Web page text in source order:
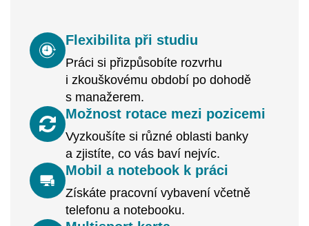
Flexibilita při studiu
Práci si přizpůsobíte rozvrhu
i zkouškovému období po dohodě
s manažerem.
Možnost rotace mezi pozicemi
Vyzkoušíte si různé oblasti banky
a zjistíte, co vás baví nejvíc.
Mobil a notebook k práci
Získáte pracovní vybavení včetně
telefonu a notebooku.